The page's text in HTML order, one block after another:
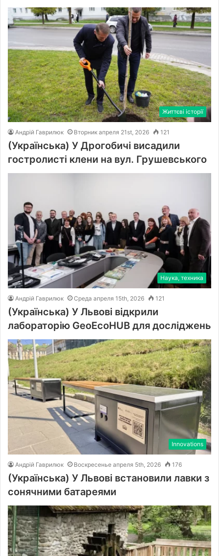
Життєві історії
Андрій Гаврилюк Вторник апреля 21st, 2026 121
(Українська) У Дрогобичі висадили
гостролисті клени на вул. Грушевського
Наука, техника
Андрій Гаврилюк Среда апреля 15th, 2026 121
(Українська) У Львові відкрили
лабораторію GeoEcoHUB для досліджень
Innovations
Андрій Гаврилюк Воскресенье апреля 5th, 2026 176
(Українська) У Львові встановили лавки з
сонячними батареями